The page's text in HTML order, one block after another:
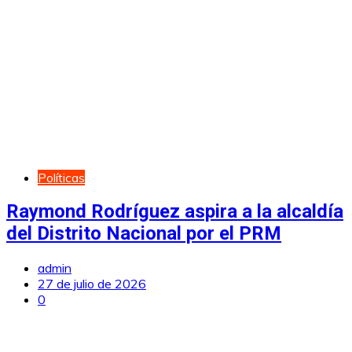
Políticas
Raymond Rodríguez aspira a la alcaldía
del Distrito Nacional por el PRM
admin
27 de julio de 2026
0